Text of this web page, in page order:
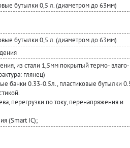
бутылки 0,5 л. (диаметром до 63мм)
бутылки 0,5 л. (диаметром до 63мм)
из стали 1,5мм покрытый термо- влаго-
глянец)
банки 0.33-0.5л., пластиковые бутылки
перегрузки по току, перенапряжения и
(Smart IC);